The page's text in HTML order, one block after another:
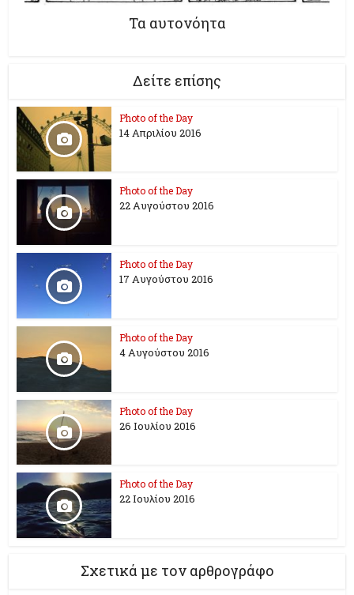
Τα αυτονόητα
Δείτε επίσης
Photo of the Day
14 Απριλίου 2016
Photo of the Day
22 Αυγούστου 2016
Photo of the Day
17 Aυγούστου 2016
Photo of the Day
4 Αυγούστου 2016
Photo of the Day
26 Ioυλίου 2016
Photo of the Day
22 Ιουλίου 2016
Σχετικά με τον αρθρογράφο